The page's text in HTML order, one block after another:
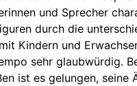
und Sprecher
durch die
Kindern und
sehr glaubwürdig.
ist es gelungen, seine